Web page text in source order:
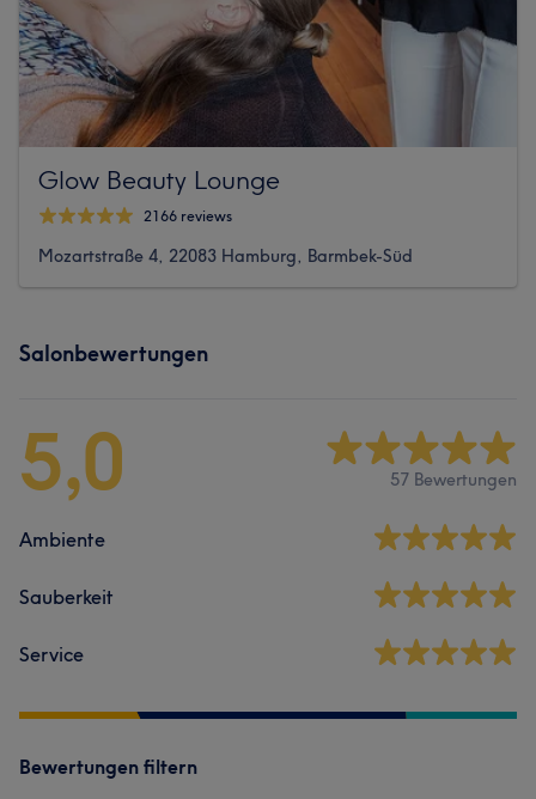
Glow Beauty Lounge
2166 reviews
Mozartstraße 4, 22083 Hamburg, Barmbek-Süd
Salonbewertungen
5,0 57 Bewertungen
Ambiente
Sauberkeit
Service
Bewertungen filtern